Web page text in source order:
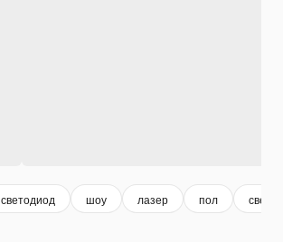
светодиод шоу лазер пол свет